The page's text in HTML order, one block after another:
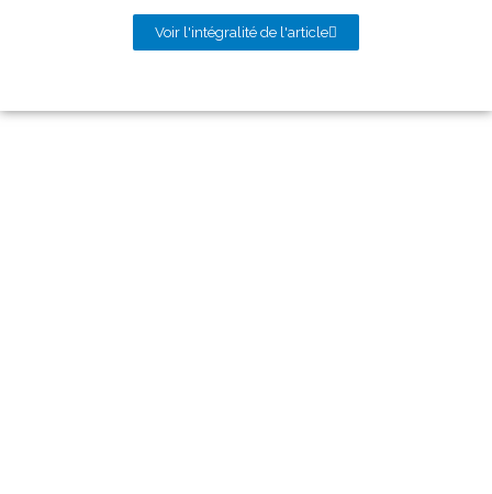
Voir l'intégralité de l'article